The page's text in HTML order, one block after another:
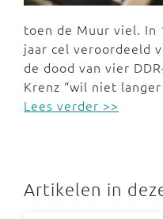
toen de Muur viel. In
jaar cel veroordeeld
de dood van vier
Krenz “wil niet
Lees verder >>
Artikelen in